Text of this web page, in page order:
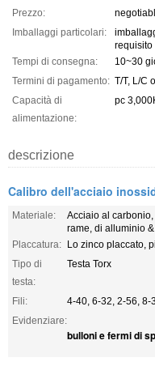
Prezzo:
Imballaggi particolari:
requisito
Tempi di consegna:
10~30
Termini di pagamento: T/T, L/C
Capacità di
alimentazione:
pc
descrizione
Calibro dell'acciaio
Materiale:
Acciaio al
rame, di alluminio
Placcatura:
Lo zinco placcato,
Tipo di
testa:
Testa Torx
Fili:
4-40, 6-32, 2-56, 8-
Evidenziare:
bulloni e fermi di